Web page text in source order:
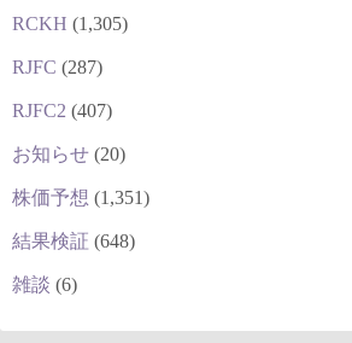
RCKH (1,305)
RJFC (287)
RJFC2 (407)
お知らせ (20)
株価予想 (1,351)
結果検証 (648)
雑談 (6)